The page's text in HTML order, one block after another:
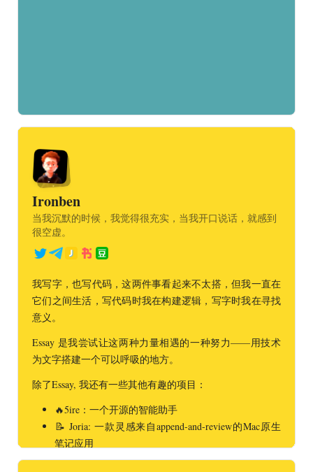
如确有诚意分享或合作意向，欢迎与我联系，不胜荣幸。
特此声明，感谢理解。
“坯逆翘楚”联系方式
QQ：16239189
email：wgwxws2009@163.com
Ironben
当我沉默的时候，我觉得很充实，当我开口说话，就感到
很空虚。
我写字，也写代码，这两件事看起来不太搭，但我一直在
它们之间生活，写代码时我在构建逻辑，写字时我在寻找
意义。
Essay 是我尝试让这两种力量相遇的一种努力——用技术
为文字搭建一个可以呼吸的地方。
除了Essay, 我还有一些其他有趣的项目：
🔥5ire：一个开源的智能助手
📝 Joria: 一款灵感来自append-and-review的Mac原生
笔记应用
🐰兔宝快跑： 一款游戏化的时间管理小程序